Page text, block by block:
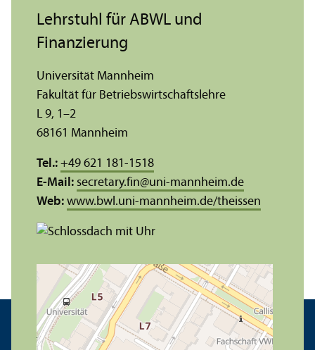
Lehr­stuhl für ABWL und
Finanzierung
Universität Mannheim
Fakultät für Betriebs­wirtschafts­lehre
L 9, 1–2
68161 Mannheim
Tel.: +49 621 181-1518
E-Mail: secretary.fin@uni-mannheim.de
Web: www.bwl.uni-mannheim.de/theissen